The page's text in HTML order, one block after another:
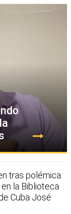
tras polémica
la Biblioteca
Cuba José